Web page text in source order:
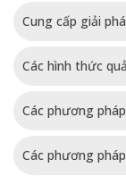
Cung cấp giải
Các hình thức
Các phương
Các phương